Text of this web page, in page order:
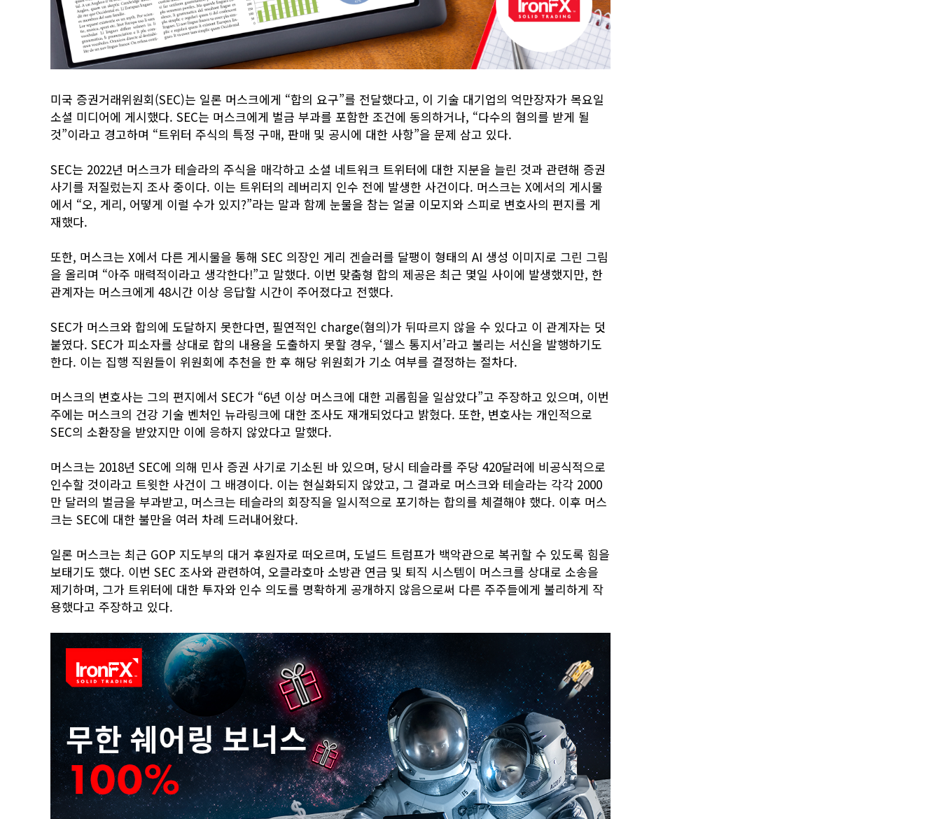
미국 증권거래위원회(SEC)는 일론 머스크에게 “합의 요구”를 전달했다고, 이 기술 대기업의 억만장자가 목요일
소셜 미디어에 게시했다. SEC는 머스크에게 벌금 부과를 포함한 조건에 동의하거나, “다수의 혐의를 받게 될
것”이라고 경고하며 “트위터 주식의 특정 구매, 판매 및 공시에 대한 사항”을 문제 삼고 있다.
SEC는 2022년 머스크가 테슬라의 주식을 매각하고 소셜 네트워크 트위터에 대한 지분을 늘린 것과 관련해 증권
사기를 저질렀는지 조사 중이다. 이는 트위터의 레버리지 인수 전에 발생한 사건이다. 머스크는 X에서의 게시물
에서 “오, 게리, 어떻게 이럴 수가 있지?”라는 말과 함께 눈물을 참는 얼굴 이모지와 스피로 변호사의 편지를 게
재했다.
또한, 머스크는 X에서 다른 게시물을 통해 SEC 의장인 게리 겐슬러를 달팽이 형태의 AI 생성 이미지로 그린 그림
을 올리며 “아주 매력적이라고 생각한다!”고 말했다. 이번 맞춤형 합의 제공은 최근 몇일 사이에 발생했지만, 한
관계자는 머스크에게 48시간 이상 응답할 시간이 주어졌다고 전했다.
SEC가 머스크와 합의에 도달하지 못한다면, 필연적인 charge(혐의)가 뒤따르지 않을 수 있다고 이 관계자는 덧
붙였다. SEC가 피소자를 상대로 합의 내용을 도출하지 못할 경우, ‘웰스 통지서’라고 불리는 서신을 발행하기도
한다. 이는 집행 직원들이 위원회에 추천을 한 후 해당 위원회가 기소 여부를 결정하는 절차다.
머스크의 변호사는 그의 편지에서 SEC가 “6년 이상 머스크에 대한 괴롭힘을 일삼았다”고 주장하고 있으며, 이번
주에는 머스크의 건강 기술 벤처인 뉴라링크에 대한 조사도 재개되었다고 밝혔다. 또한, 변호사는 개인적으로
SEC의 소환장을 받았지만 이에 응하지 않았다고 말했다.
머스크는 2018년 SEC에 의해 민사 증권 사기로 기소된 바 있으며, 당시 테슬라를 주당 420달러에 비공식적으로
인수할 것이라고 트윗한 사건이 그 배경이다. 이는 현실화되지 않았고, 그 결과로 머스크와 테슬라는 각각 2000
만 달러의 벌금을 부과받고, 머스크는 테슬라의 회장직을 일시적으로 포기하는 합의를 체결해야 했다. 이후 머스
크는 SEC에 대한 불만을 여러 차례 드러내어왔다.
일론 머스크는 최근 GOP 지도부의 대거 후원자로 떠오르며, 도널드 트럼프가 백악관으로 복귀할 수 있도록 힘을
보태기도 했다. 이번 SEC 조사와 관련하여, 오클라호마 소방관 연금 및 퇴직 시스템이 머스크를 상대로 소송을
제기하며, 그가 트위터에 대한 투자와 인수 의도를 명확하게 공개하지 않음으로써 다른 주주들에게 불리하게 작
용했다고 주장하고 있다.